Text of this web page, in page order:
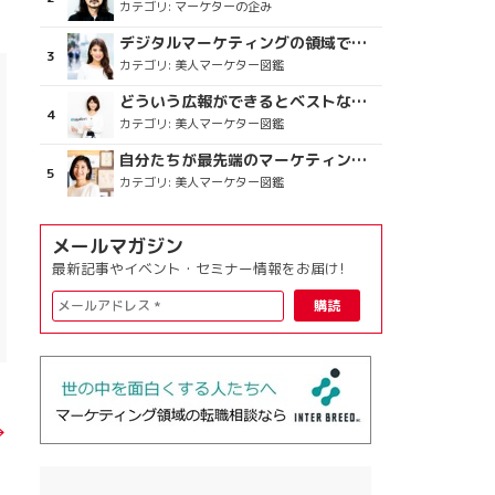
カテゴリ: マーケターの企み
デジタルマーケティングの領域で、海外というステージに
カテゴリ: 美人マーケター図鑑
どういう広報ができるとベストなのか
カテゴリ: 美人マーケター図鑑
自分たちが最先端のマーケティングを目指す
カテゴリ: 美人マーケター図鑑
メールマガジン
最新記事やイベント・セミナー情報をお届け!